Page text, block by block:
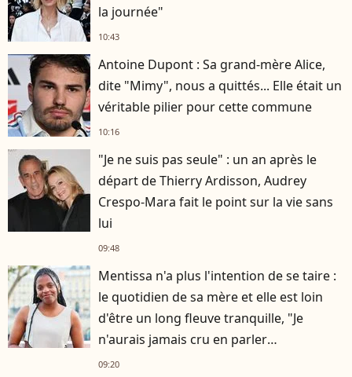
la journée"
10:43
Antoine Dupont : Sa grand-mère Alice,
dite "Mimy", nous a quittés... Elle était un
véritable pilier pour cette commune
10:16
"Je ne suis pas seule" : un an après le
départ de Thierry Ardisson, Audrey
Crespo-Mara fait le point sur la vie sans
lui
09:48
Mentissa n'a plus l'intention de se taire :
le quotidien de sa mère et elle est loin
d'être un long fleuve tranquille, "Je
n'aurais jamais cru en parler
publiquement"
09:20